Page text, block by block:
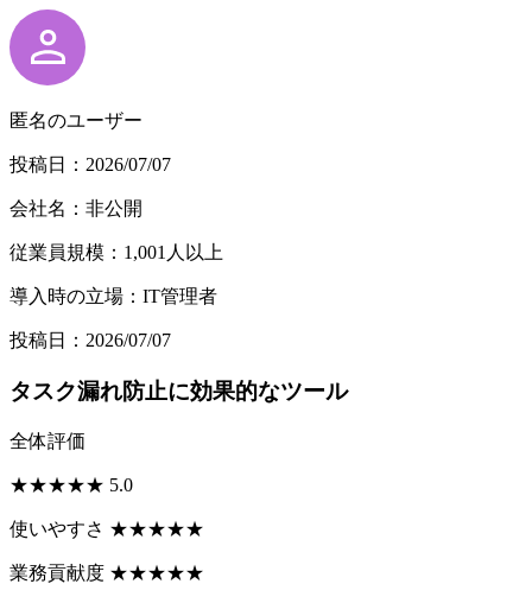
匿名のユーザー
投稿日：2026/07/07
会社名：非公開
従業員規模：1,001人以上
導入時の立場：IT管理者
投稿日：2026/07/07
タスク漏れ防止に効果的なツール
全体評価
★★★★★ 5.0
使いやすさ ★★★★★
業務貢献度 ★★★★★